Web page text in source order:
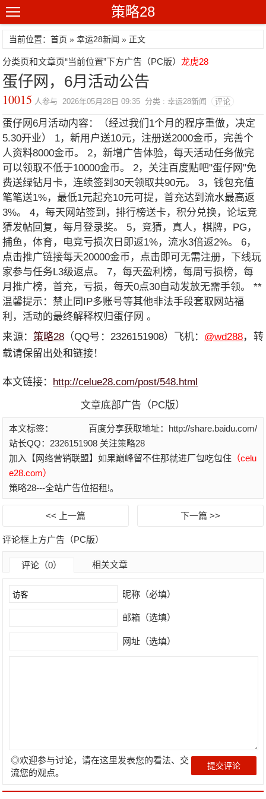
策略28
当前位置：首页 »幸运28新闻 » 正文
分类页和文章页“当前位置”下方广告（PC版）龙虎28
蛋仔网，6月活动公告
10015 人参与 2026年05月28日 09:35 分类 : 幸运28新闻 评论
蛋仔网6月活动内容：（经过我们1个月的程序重做，决定
5.30开业） 1，新用户送10元，注册送2000金币，完善个
人资料8000金币。 2，新增广告体验，每天活动任务做完
可以领取不低于10000金币。 2，关注百度贴吧"蛋仔网"免
费送绿钻月卡，连续签到30天领取共90元。 3，钱包充值
笔笔送1%，最低1元起充10元可提，首充达到流水最高返
3%。 4，每天网站签到，排行榜送卡，积分兑换，论坛竞
猜发帖回复，每月登录奖。 5，竞猜，真人，棋牌，PG，
捕鱼，体育，电竞亏损次日即返1%，流水3倍返2%。 6，
点击推广链接每天20000金币，点击即可无需注册，下线玩
家参与任务L3级返点。 7，每天盈利榜，每周亏损榜，每
月推广榜，首充，亏损，每天0点30自动发放无需手领。 **
温馨提示：禁止同IP多账号等其他非法手段套取网站福
利，活动的最终解释权归蛋仔网 。
来源： 策略28 （QQ号：2326151908）飞机： @wd288，转
载请保留出处和链接！
本文链接： http://celue28.com/post/548.html
文章底部广告（PC版）
百度分享获取地址：http://share.baidu.com/
本文标签：
站长QQ：2326151908 关注策略28
加入【网络营销联盟】如果巅峰留不住那就进厂包吃包住 （celu
e28.com）
策略28---全站广告位招租!。
<< 上一篇 下一篇 >>
评论框上方广告（PC版）
评论（0） 相关文章
昵称（必填）
邮箱（选填）
网址（选填）
◎欢迎参与讨论，请在这里发表您的看法、交
流您的观点。